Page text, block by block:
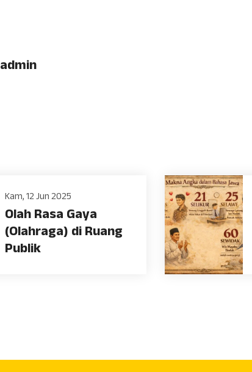
admin
Kam, 12 Jun 2025
Olah Rasa Gaya
(Olahraga) di Ruang
Publik